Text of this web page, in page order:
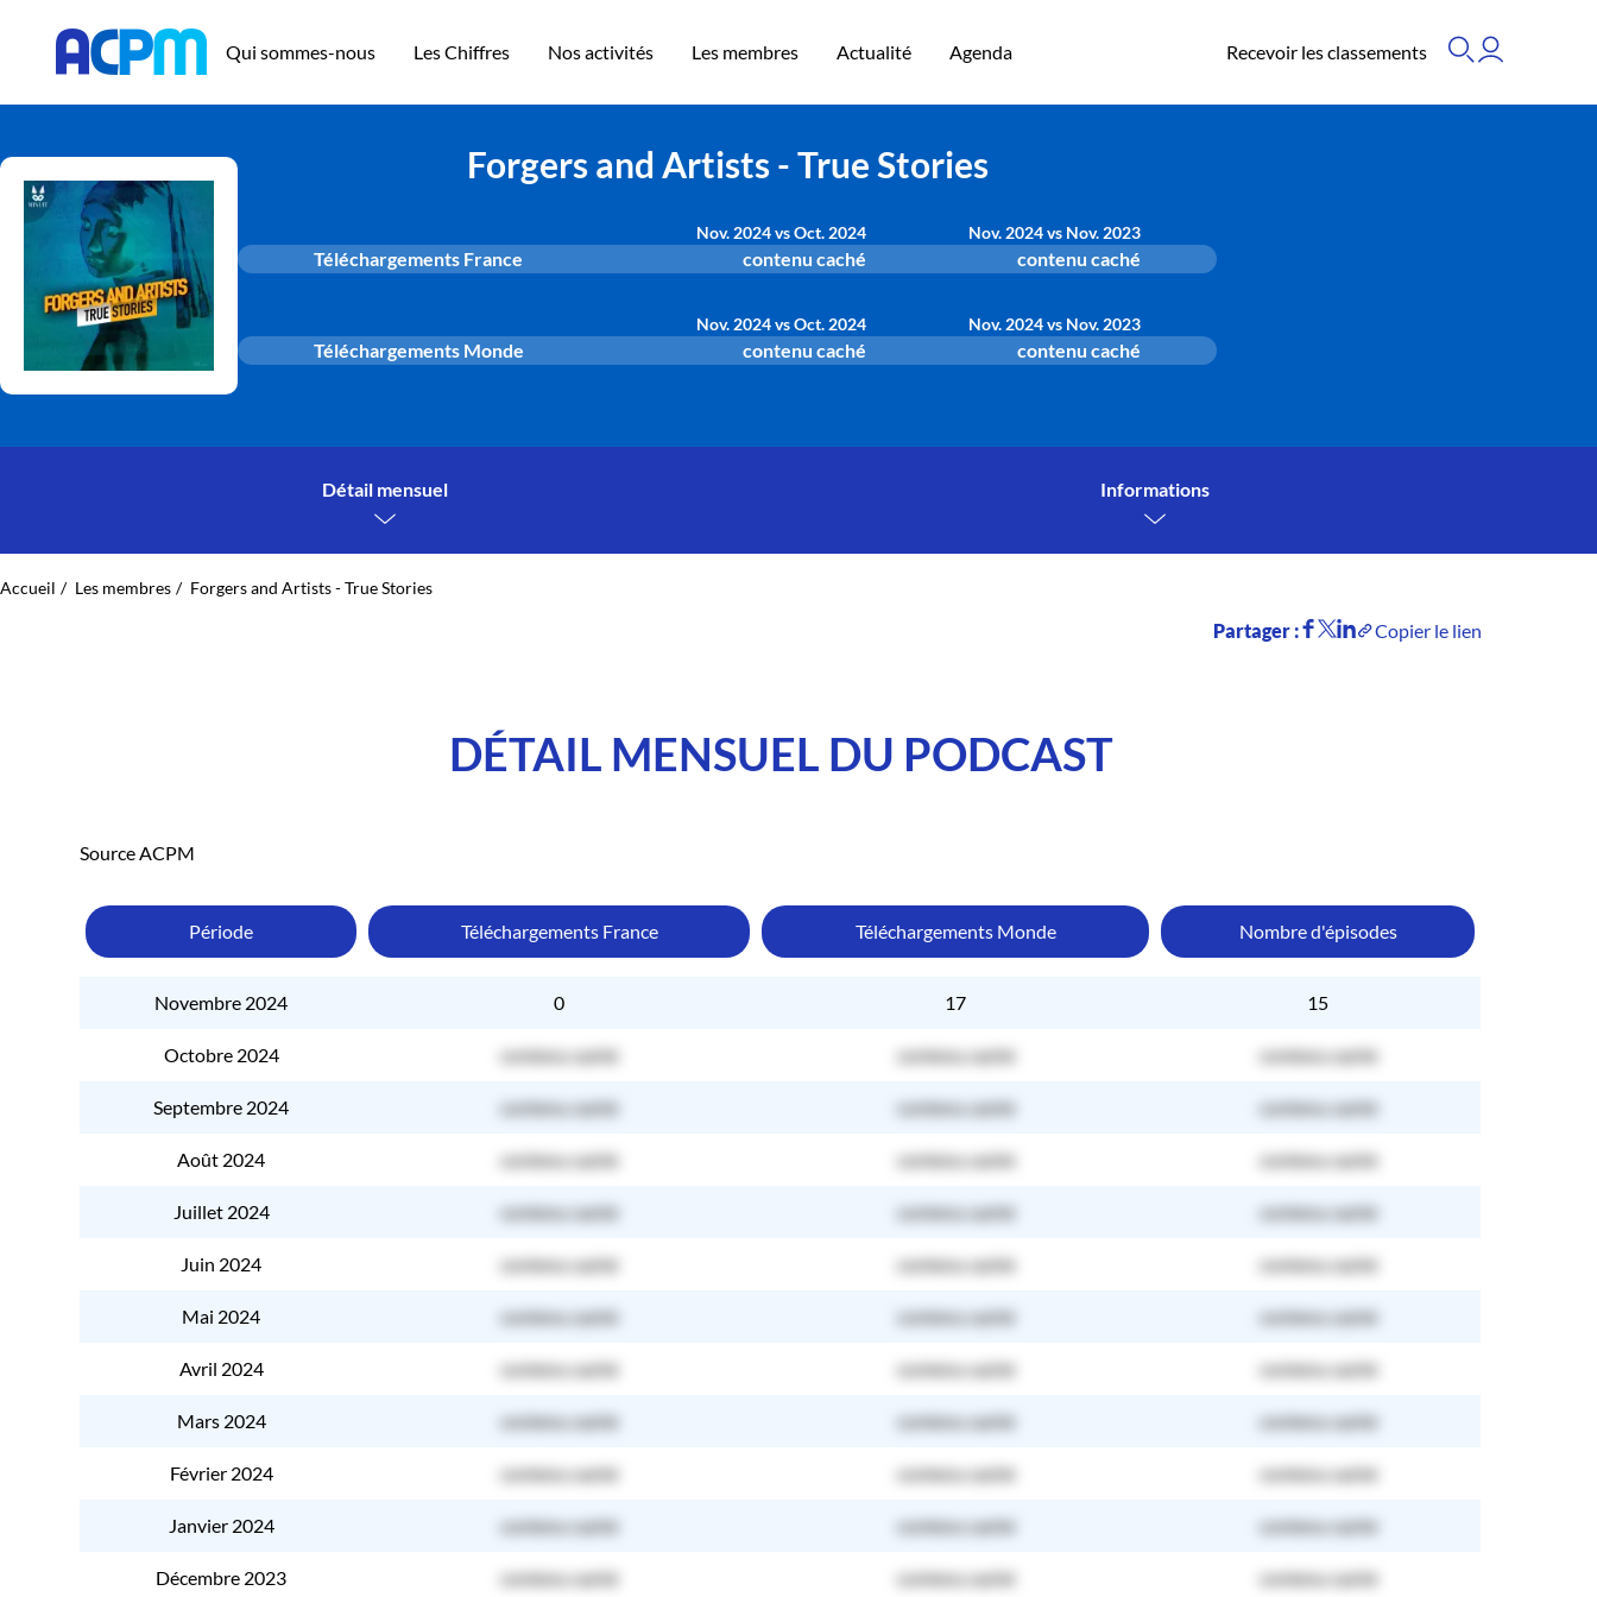
Qui sommes-nous Les Chiffres Nos activités Les membres Actualité Agenda Recevoir les classements
Forgers and Artists - True Stories
Nov. 2024 vs Oct. 2024 Nov. 2024 vs Nov. 2023
Téléchargements France contenu caché contenu caché
Nov. 2024 vs Oct. 2024 Nov. 2024 vs Nov. 2023
Téléchargements Monde contenu caché contenu caché
Détail mensuel Informations
Accueil Les membres Forgers and Artists - True Stories
Partager : Copier le lien
DÉTAIL MENSUEL DU PODCAST
Source ACPM
Période Téléchargements France Téléchargements Monde Nombre d'épisodes
Novembre 2024 0 17 15
Octobre 2024 contenu caché contenu caché contenu caché
Septembre 2024 contenu caché contenu caché contenu caché
Août 2024 contenu caché contenu caché contenu caché
Juillet 2024 contenu caché contenu caché contenu caché
Juin 2024 contenu caché contenu caché contenu caché
Mai 2024 contenu caché contenu caché contenu caché
Avril 2024 contenu caché contenu caché contenu caché
Mars 2024 contenu caché contenu caché contenu caché
Février 2024 contenu caché contenu caché contenu caché
Janvier 2024 contenu caché contenu caché contenu caché
Décembre 2023 contenu caché contenu caché contenu caché